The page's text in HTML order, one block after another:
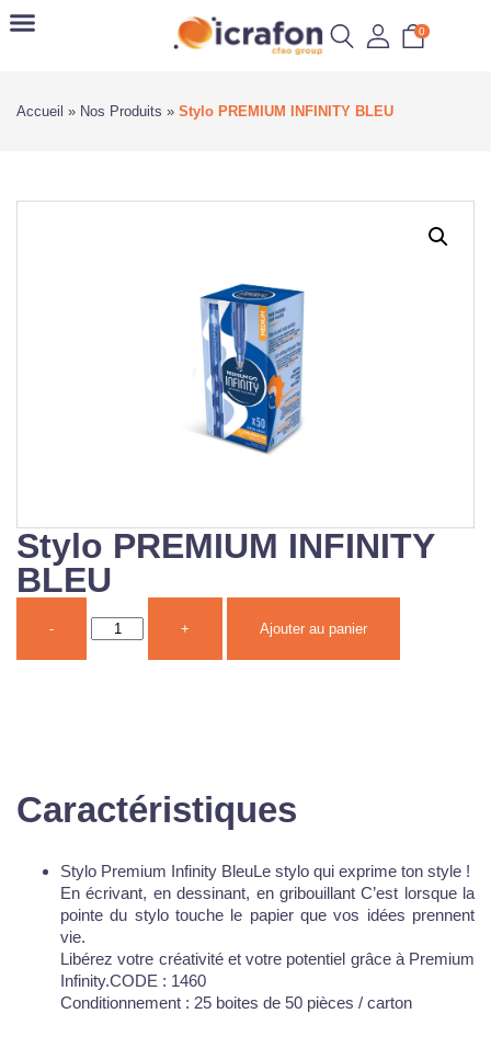
0
Accueil » Nos Produits » Stylo PREMIUM INFINITY BLEU
Stylo PREMIUM INFINITY
BLEU
- + Ajouter au panier
Caractéristiques
Stylo Premium Infinity BleuLe stylo qui exprime ton style !
En écrivant, en dessinant, en gribouillant C’est lorsque la
pointe du stylo touche le papier que vos idées prennent
vie.
Libérez votre créativité et votre potentiel grâce à Premium
Infinity.CODE : 1460
Conditionnement : 25 boites de 50 pièces / carton